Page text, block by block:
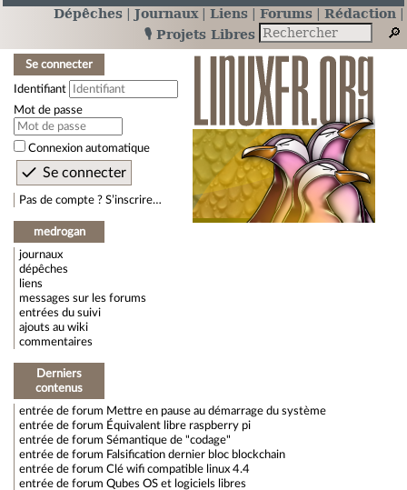
Dépêches Journaux Liens Forums
Rédaction
🎙️ Projets Libres
Se connecter
Identifiant
Mot de passe
Connexion automatique
Pas de compte ? S’inscrire…
medrogan
journaux
dépêches
liens
messages sur les forums
entrées du suivi
ajouts au wiki
commentaires
Derniers
contenus
entrée de forum Mettre en pause au démarrage du système
entrée de forum Équivalent libre raspberry pi
entrée de forum Sémantique de "codage"
entrée de forum Falsification dernier bloc blockchain
entrée de forum Clé wifi compatible linux 4.4
entrée de forum Qubes OS et logiciels libres